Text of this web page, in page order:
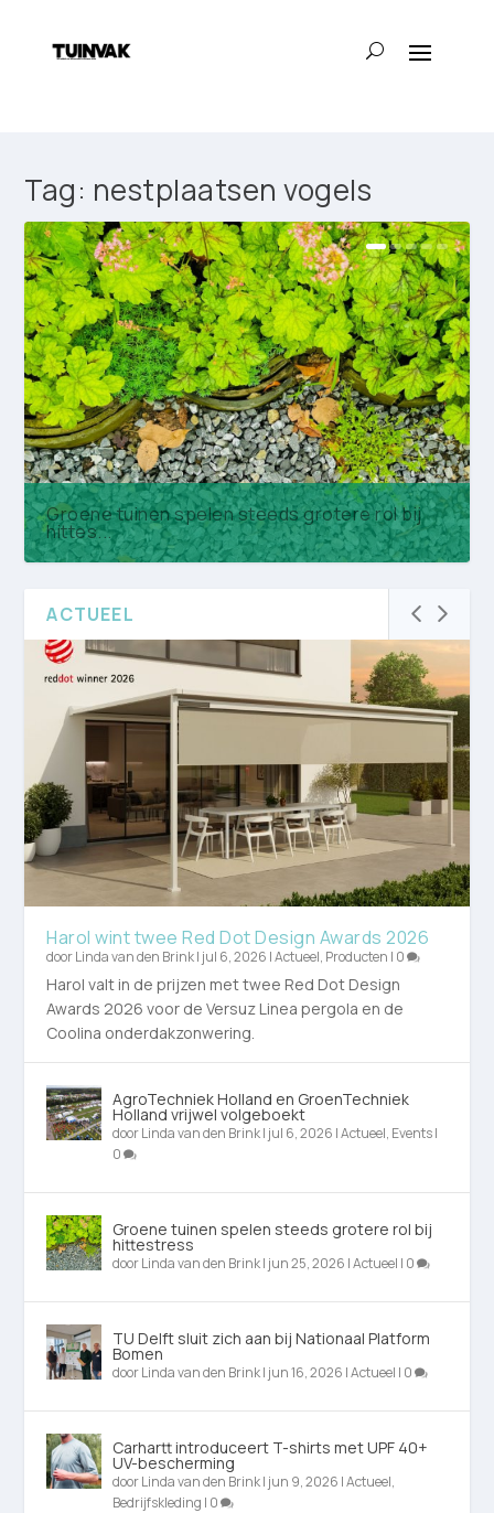
Tag: nestplaatsen vogels
Groene tuinen spelen steeds grotere rol bij
hittes...
TU Delft sluit zich aan bij Nationaal Platform
Bom...
Nederlandse Boominfodag brengt ruim 430
boomprofes...
Koninklijke VHG: maak vergroening prioriteit in
co...
15e Open Kwekerijdag strijkt op 20 juni neer
op La...
ACTUEEL
Harol wint twee Red Dot Design Awards 2026
doorLinda van den Brink| jul 6, 2026 |Actueel, Producten | 0
Harol valt in de prijzen met twee Red Dot Design
Awards 2026 voor de Versuz Linea pergola en de
Coolina onderdakzonwering.
AgroTechniek Holland en GroenTechniek
Holland vrijwel volgeboekt
doorLinda van den Brink| jul 6, 2026 |Actueel, Events|
0
Groene tuinen spelen steeds grotere rol bij
hittestress
doorLinda van den Brink| jun 25, 2026 |Actueel | 0
TU Delft sluit zich aan bij Nationaal Platform
Bomen
doorLinda van den Brink| jun 16, 2026 |Actueel | 0
Carhartt introduceert T-shirts met UPF 40+
UV-bescherming
doorLinda van den Brink| jun 9, 2026 |Actueel,
Bedrijfskleding | 0